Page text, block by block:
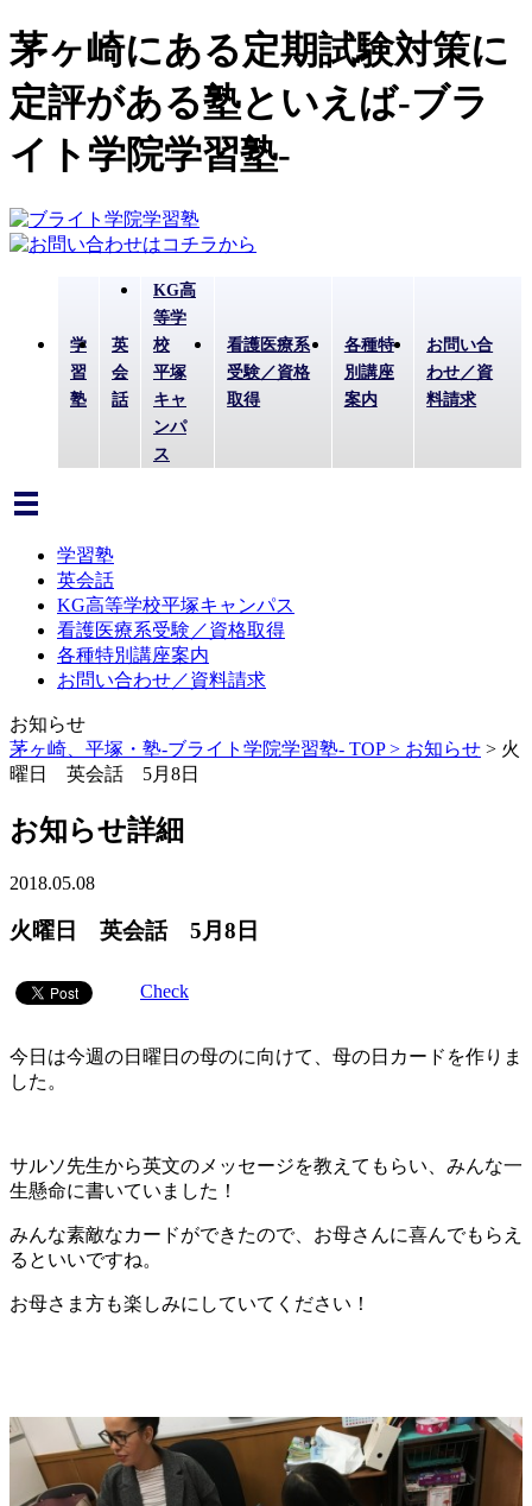
茅ヶ崎にある定期試験対策に
定評がある塾といえば-ブラ
イト学院学習塾-
学
習
塾
英
会
話
KG高
等学
校
平塚
キャ
ンパ
ス
看護医療系
受験／資格
取得
各種特
別講座
案内
お問い合
わせ／資
料請求
学習塾
英会話
KG高等学校平塚キャンパス
看護医療系受験／資格取得
各種特別講座案内
お問い合わせ／資料請求
お知らせ
茅ヶ崎、平塚・塾-ブライト学院学習塾- TOP > お知らせ > 火
曜日 英会話 5月8日
お知らせ詳細
2018.05.08
火曜日 英会話 5月8日
Check
今日は今週の日曜日の母のに向けて、母の日カードを作りま
した。
サルソ先生から英文のメッセージを教えてもらい、みんな一
生懸命に書いていました！
みんな素敵なカードができたので、お母さんに喜んでもらえ
るといいですね。
お母さま方も楽しみにしていてください！